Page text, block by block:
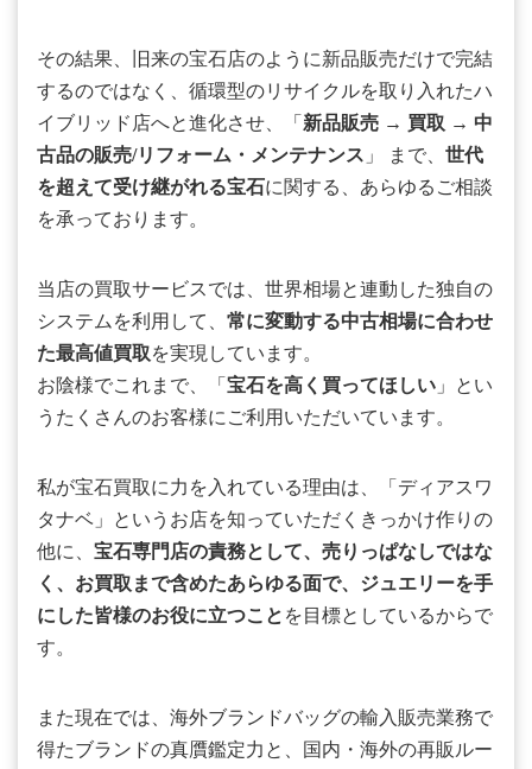
その結果、旧来の宝石店のように新品販売だけで完結
するのではなく、循環型のリサイクルを取り入れたハ
イブリッド店へと進化させ、「 新品販売 → 買取 → 中
古品の販売/リフォーム・メンテナンス 」 まで、 世代
を超えて受け継がれる宝石に関する、あらゆるご相談
を承っております。
当店の買取サービスでは、世界相場と連動した独自の
システムを利用して、 常に変動する中古相場に合わせ
た最高値買取を実現しています。
お陰様でこれまで、「 宝石を高く買ってほしい 」とい
うたくさんのお客様にご利用いただいています。
私が宝石買取に力を入れている理由は、「ディアスワ
タナベ」というお店を知っていただくきっかけ作りの
他に、 宝石専門店の責務として、売りっぱなしではな
く、お買取まで含めたあらゆる面で、ジュエリーを手
にした皆様のお役に立つこと を目標としているからで
す。
また現在では、海外ブランドバッグの輸入販売業務で
得たブランドの真贋鑑定力と、国内・海外の再販ルー